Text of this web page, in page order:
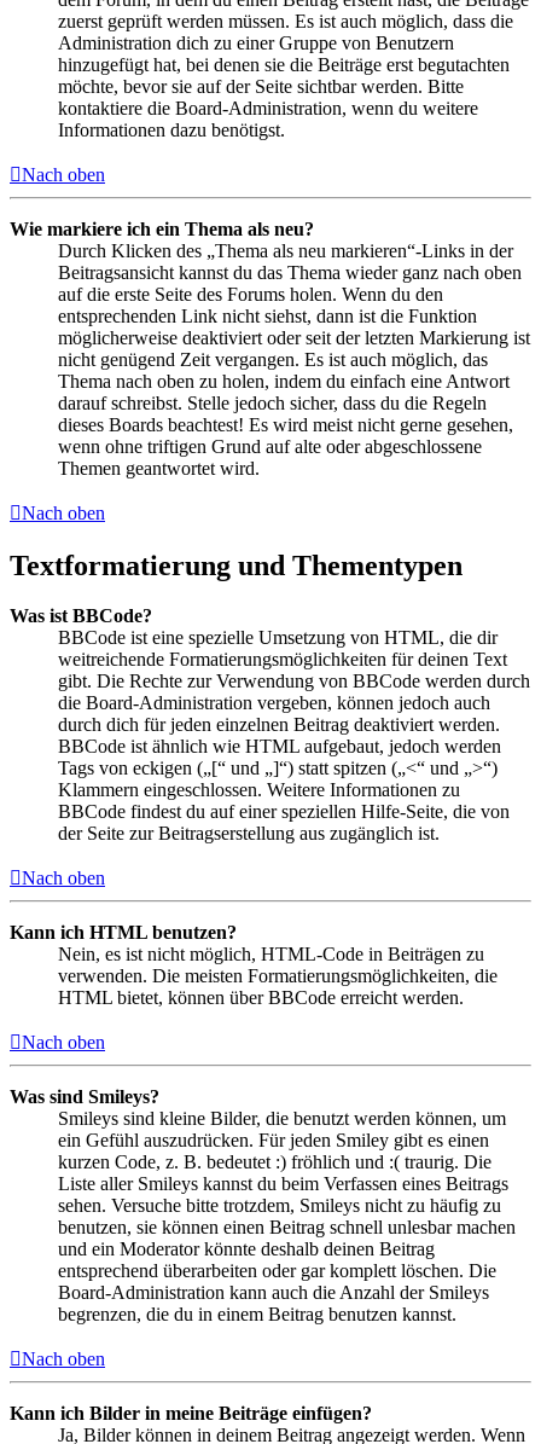
zuerst geprüft werden müssen. Es ist auch möglich, dass die
Administration dich zu einer Gruppe von Benutzern
hinzugefügt hat, bei denen sie die Beiträge erst begutachten
möchte, bevor sie auf der Seite sichtbar werden. Bitte
kontaktiere die Board-Administration, wenn du weitere
Informationen dazu benötigst.
Nach oben
Wie markiere ich ein Thema als neu?
Durch Klicken des „Thema als neu markieren“-Links in der
Beitragsansicht kannst du das Thema wieder ganz nach oben
auf die erste Seite des Forums holen. Wenn du den
entsprechenden Link nicht siehst, dann ist die Funktion
möglicherweise deaktiviert oder seit der letzten Markierung ist
nicht genügend Zeit vergangen. Es ist auch möglich, das
Thema nach oben zu holen, indem du einfach eine Antwort
darauf schreibst. Stelle jedoch sicher, dass du die Regeln
dieses Boards beachtest! Es wird meist nicht gerne gesehen,
wenn ohne triftigen Grund auf alte oder abgeschlossene
Themen geantwortet wird.
Nach oben
Textformatierung und Thementypen
Was ist BBCode?
BBCode ist eine spezielle Umsetzung von HTML, die dir
weitreichende Formatierungsmöglichkeiten für deinen Text
gibt. Die Rechte zur Verwendung von BBCode werden durch
die Board-Administration vergeben, können jedoch auch
durch dich für jeden einzelnen Beitrag deaktiviert werden.
BBCode ist ähnlich wie HTML aufgebaut, jedoch werden
Tags von eckigen („[“ und „]“) statt spitzen („<“ und „>“)
Klammern eingeschlossen. Weitere Informationen zu
BBCode findest du auf einer speziellen Hilfe-Seite, die von
der Seite zur Beitragserstellung aus zugänglich ist.
Nach oben
Kann ich HTML benutzen?
Nein, es ist nicht möglich, HTML-Code in Beiträgen zu
verwenden. Die meisten Formatierungsmöglichkeiten, die
HTML bietet, können über BBCode erreicht werden.
Nach oben
Was sind Smileys?
Smileys sind kleine Bilder, die benutzt werden können, um
ein Gefühl auszudrücken. Für jeden Smiley gibt es einen
kurzen Code, z. B. bedeutet :) fröhlich und :( traurig. Die
Liste aller Smileys kannst du beim Verfassen eines Beitrags
sehen. Versuche bitte trotzdem, Smileys nicht zu häufig zu
benutzen, sie können einen Beitrag schnell unlesbar machen
und ein Moderator könnte deshalb deinen Beitrag
entsprechend überarbeiten oder gar komplett löschen. Die
Board-Administration kann auch die Anzahl der Smileys
begrenzen, die du in einem Beitrag benutzen kannst.
Nach oben
Kann ich Bilder in meine Beiträge einfügen?
Ja, Bilder können in deinem Beitrag angezeigt werden. Wenn